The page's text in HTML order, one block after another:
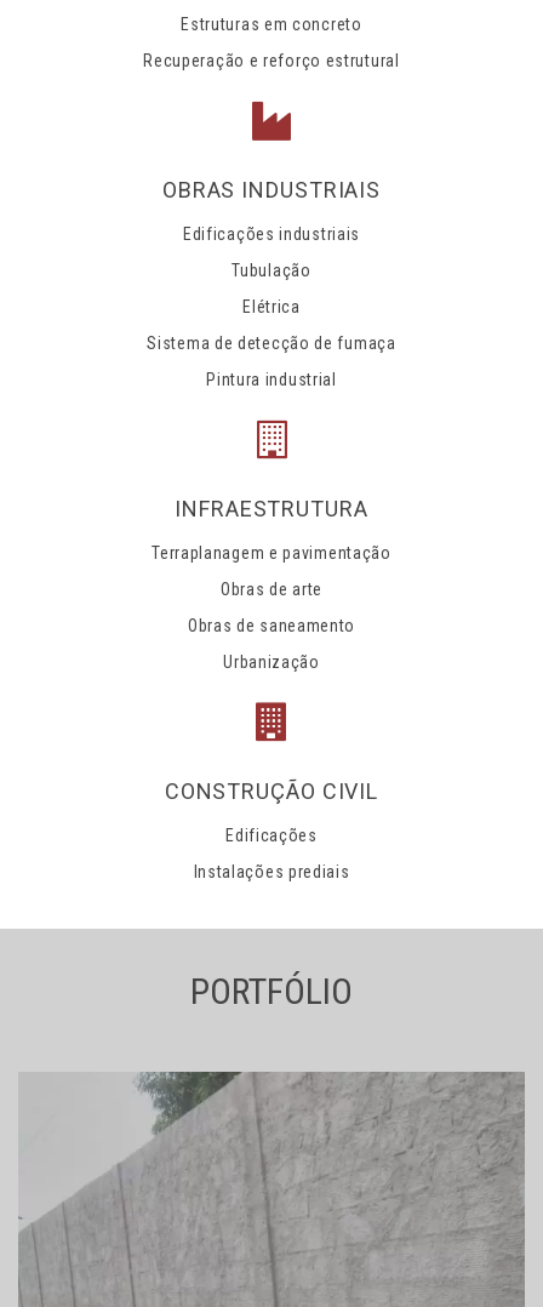
Estruturas em concreto
Recuperação e reforço estrutural
OBRAS INDUSTRIAIS
Edificações industriais
Tubulação
Elétrica
Sistema de detecção de fumaça
Pintura industrial
INFRAESTRUTURA
Terraplanagem e pavimentação
Obras de arte
Obras de saneamento
Urbanização
CONSTRUÇÃO CIVIL
Edificações
Instalações prediais
PORTFÓLIO